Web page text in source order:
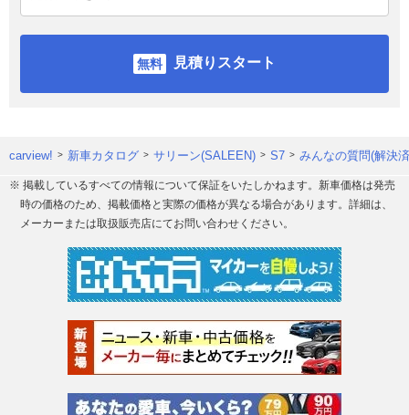
見積りスタート
carview! 新車カタログ サリーン(SALEEN) S7 みんなの質問(解決
※ 掲載しているすべての情報について保証をいたしかねます。新車価格は発売
時の価格のため、掲載価格と実際の価格が異なる場合があります。詳細は、
メーカーまたは取扱販売店にてお問い合わせください。